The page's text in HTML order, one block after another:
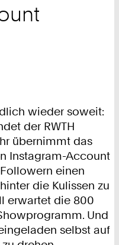
wieder soweit:
der RWTH
übernimmt das
Instagram-Account
einen
die Kulissen zu
erwartet die 800
Und
selbst auf